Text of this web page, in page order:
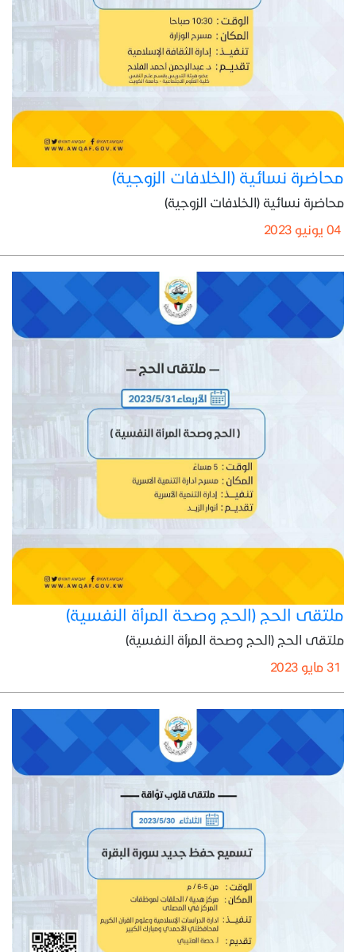
محاضرة نسائية (الخلافات الزوجية)
محاضرة نسائية (الخلافات الزوجية)
ملتقى الحج (الحج وصحة المرأة النفسية)
ملتقى الحج (الحج وصحة المرأة النفسية)